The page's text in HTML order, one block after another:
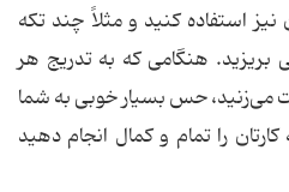
استفاده کنید و مثلاً چند تکه
هنگامی که به تدریج هر
می‌زنید، حس بسیار خوبی به شما
را تمام و کمال انجام دهید